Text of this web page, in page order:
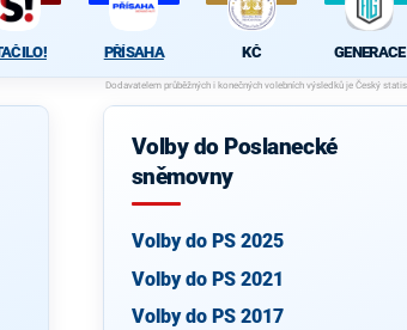
PŘÍSAHA KČ GENERACE
Volby do Poslanecké
sněmovny
Volby do PS 2025
Volby do PS 2021
Volby do PS 2017